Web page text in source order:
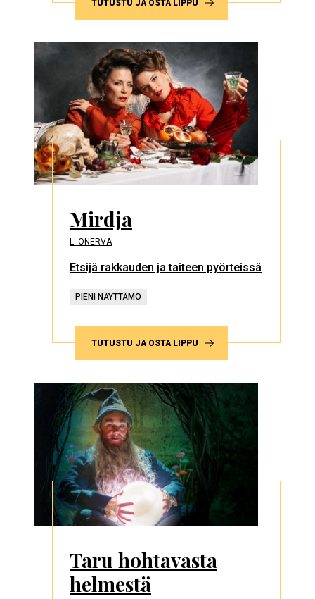
TUTUSTU JA OSTA LIPPU
Mirdja
L. ONERVA
Etsijä rakkauden ja taiteen pyörteissä
PIENI NÄYTTÄMÖ
TUTUSTU JA OSTA LIPPU
Taru hohtavasta
helmestä